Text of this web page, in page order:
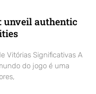
unveil authentic
Vitórias Significativas A
do jogo é uma